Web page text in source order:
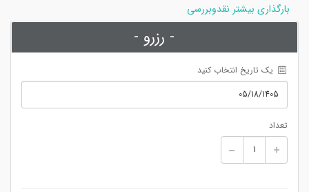
بارگذاری بیشتر نقدوبررسی
- رزرو -
یک تاریخ انتخاب کنید
تعداد